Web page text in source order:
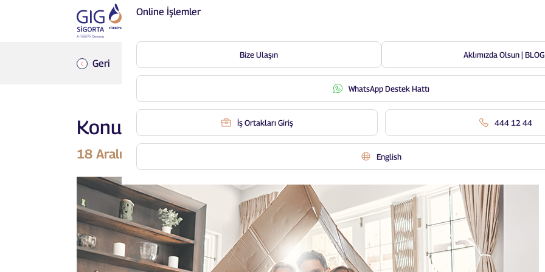
Online İşlemler
Bize Ulaşın Aklımızda Olsun | BLOG
WhatsApp Destek Hattı
İş Ortakları Giriş 444 12 44
English
Geri
Konut Sigortasında Dikkat Edilmesi Gereken 10
18 Aralık 2024